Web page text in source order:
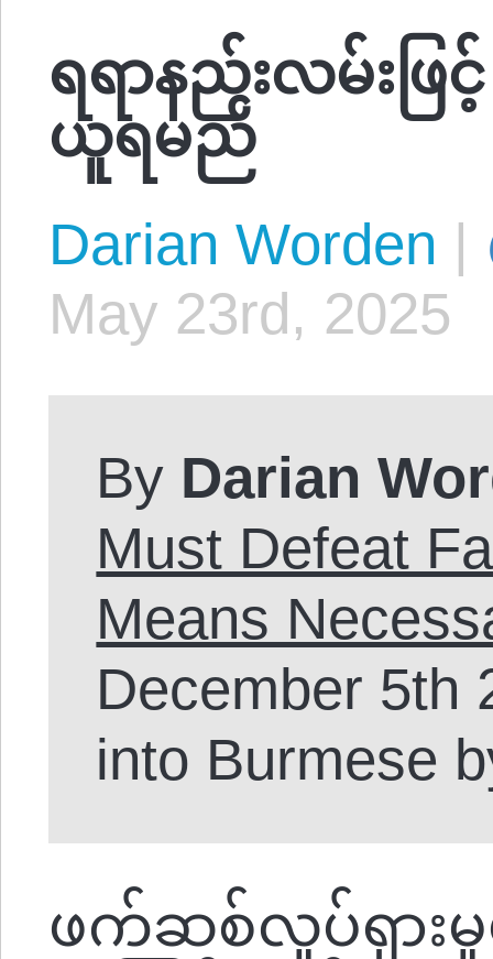
ရရာနည်းလမ်းဖ
ယူရမည်
Darian Worden |
May 23rd, 2025
By Darian
Must Defeat
Means
December 5th
into Burmese
ဖက်ဆစ်လှုပ်ရှားမှု